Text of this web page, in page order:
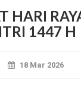
HARI
1447 H
18 Mar 2026